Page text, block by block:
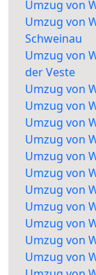
Umzug von
Umzug von
Schweinau
Umzug von
der Veste
Umzug von
Umzug von
Umzug von
Umzug von
Umzug von
Umzug von
Umzug von
Umzug von
Umzug von
Umzug von
Umzug von